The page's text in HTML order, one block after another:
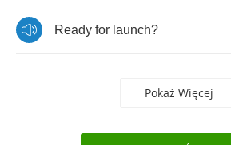
Ready for launch?
Pokaż Więcej